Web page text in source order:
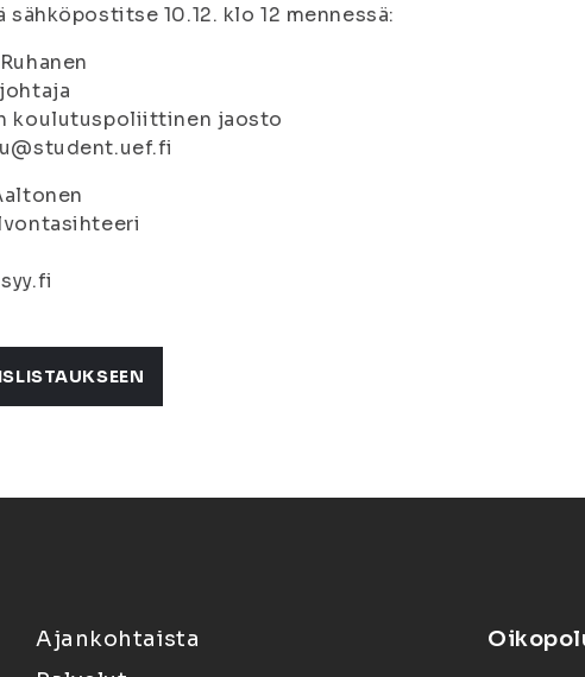
sähköpostitse 10.12. klo 12 mennessä:
koulutuspoliittinen jaosto
Ajankohtaista